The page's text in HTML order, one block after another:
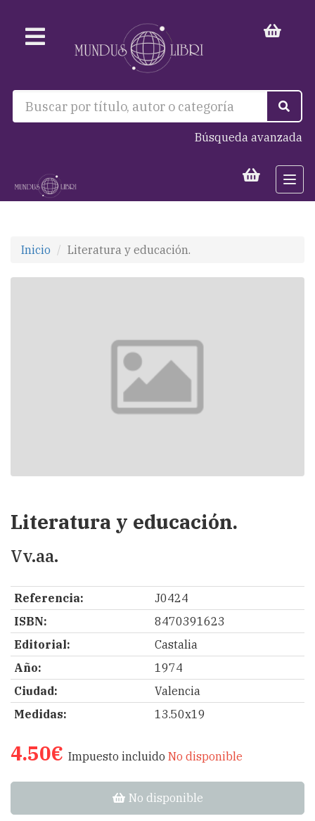
Búsqueda avanzada
Inicio Literatura y educación.
Literatura y educación.
Vv.aa.
Referencia:
J0424
ISBN:
8470391623
Editorial:
Castalia
Año:
1974
Ciudad:
Valencia
Medidas:
13.50x19
4.50€ Impuesto incluido No disponible
No disponible